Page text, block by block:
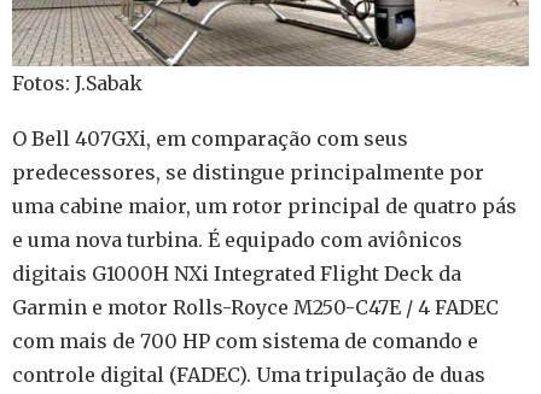
Fotos: J.Sabak
O Bell 407GXi, em comparação com seus
predecessores, se distingue principalmente por
uma cabine maior, um rotor principal de quatro pás
e uma nova turbina. É equipado com aviônicos
digitais G1000H NXi Integrated Flight Deck da
Garmin e motor Rolls-Royce M250-C47E / 4 FADEC
com mais de 700 HP com sistema de comando e
controle digital (FADEC). Uma tripulação de duas